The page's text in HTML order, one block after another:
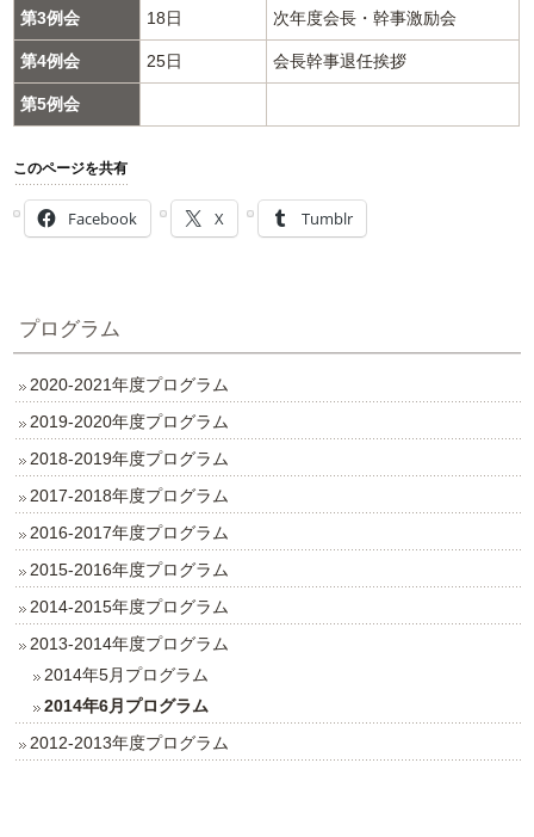
第3例会 18日 次年度会長・幹事激励会
第4例会 25日 会長幹事退任挨拶
第5例会
このページを共有
Facebook X Tumblr
プログラム
2020-2021年度プログラム
2019‐2020年度プログラム
2018-2019年度プログラム
2017‐2018年度プログラム
2016‐2017年度プログラム
2015‐2016年度プログラム
2014‐2015年度プログラム
2013‐2014年度プログラム
2014年5月プログラム
2014年6月プログラム
2012-2013年度プログラム